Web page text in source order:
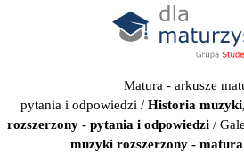
Matura - arkusze
pytania i odpowiedzi / Historia
rozszerzony - pytania i odpowiedzi /
muzyki rozszerzony -